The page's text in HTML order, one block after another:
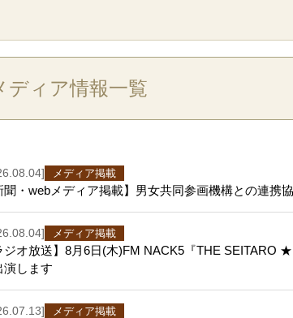
ディア情報一覧
メディア掲載
聞・webメディア掲載】男女共同参画機構との連携
メディア掲載
ジオ放送】8月6日(木)FM NACK5『THE SEITARO
演します
メディア掲載